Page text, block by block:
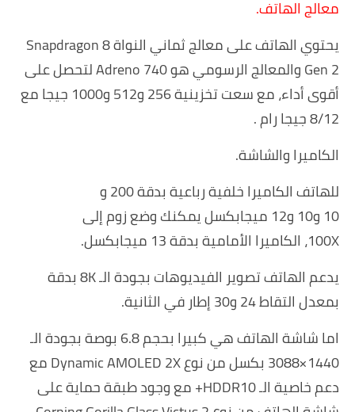
معالج الهاتف.
يحتوي الهاتف على معالج ثماني النواة Snapdragon 8
Gen 2 والمعالج الرسومي هو Adreno 740 لتحصل على
أقوى أداء،مع سعت تخزينية 256 و512 و1000
جيجا مع
8/12 جيجا رام .
الكاميرا والشاشة.
للهاتف الكاميرا خلفية رباعية بدقة
200 و
10 و10 و12 ميجابكسليمكنك وضع زوم إلى
100X، الكاميرا الأمامية بدقة 13 ميجابكسل.
يدعم الهاتف تصوير الفيديوهات بجودة الـ 8K بدقة
بمعدل التقاط 24 و30 إطار في الثانية.
اما شاشة الهاتف هي كبيرا بحجم 6.8 بوصة بجودة الـ
1440×3088 بكسل من نوع Dynamic AMOLED 2X مع
دعم خاصية الـ HDDR10+ مع وجود طبقة حماية على